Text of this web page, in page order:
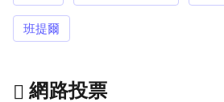
班提爾
網路投票